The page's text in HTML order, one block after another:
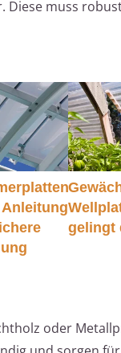
muss
gelingt
oder